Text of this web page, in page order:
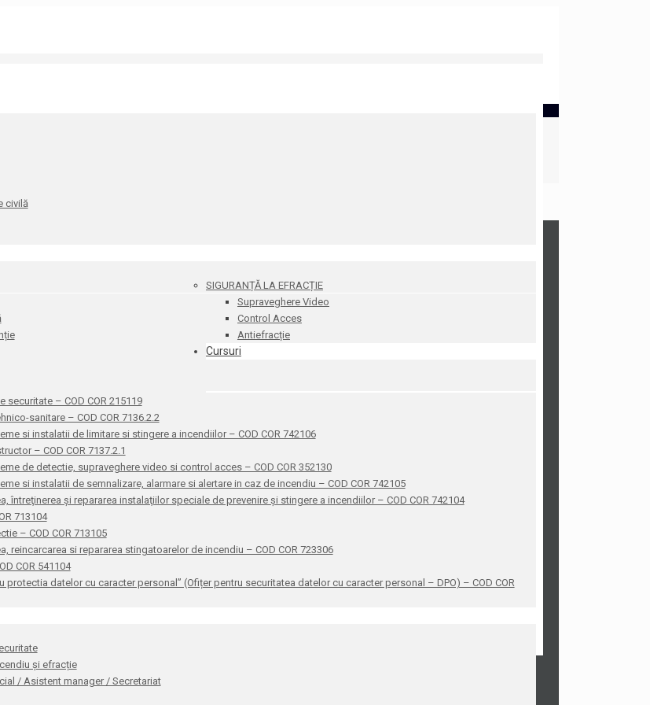
civilă
SIGURANȚĂ LA EFRACȚIE
Supraveghere Video
Control Acces
Antiefracție
Cursuri
securitate – COD COR 215119
sanitare – COD COR 7136.2.2
si instalatii de limitare si stingere a incendiilor – COD COR 742106
– COD COR 7137.2.1
de detectie, supraveghere video si control acces – COD COR 352130
si instalatii de semnalizare, alarmare si alertare in caz de incendiu – COD COR 742105
întreţinerea şi repararea instalaţiilor speciale de prevenire şi stingere a incendiilor – COD COR 742104
713104
– COD COR 713105
reincarcarea si repararea stingatoarelor de incendiu – COD COR 723306
COR 541104
protectia datelor cu caracter personal” (Ofițer pentru securitatea datelor cu caracter personal – DPO) – COD COR
și efracție
/ Asistent manager / Secretariat